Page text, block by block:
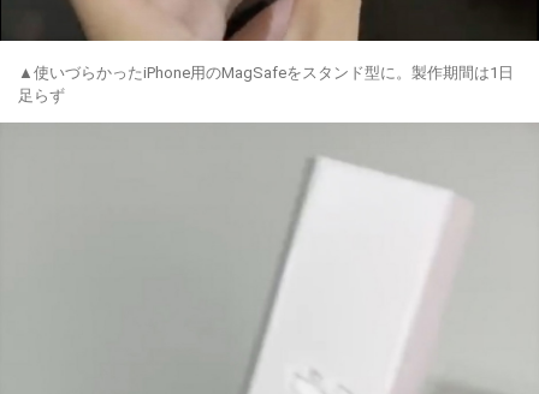
▲使いづらかったiPhone用のMagSafeをスタンド型に。製作期間は1日
足らず